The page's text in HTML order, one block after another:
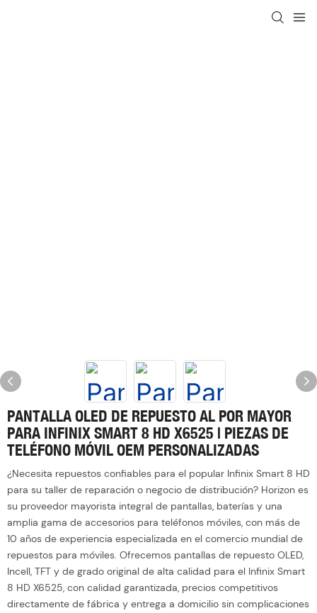
PANTALLA OLED DE REPUESTO AL POR MAYOR
PARA INFINIX SMART 8 HD X6525 | PIEZAS DE
TELÉFONO MÓVIL OEM PERSONALIZADAS
¿Necesita repuestos confiables para el popular Infinix Smart 8 HD
para su taller de reparación o negocio de distribución? Horizon es
su proveedor mayorista integral de pantallas, baterías y una
amplia gama de accesorios para teléfonos móviles, con más de
10 años de experiencia especializada en el comercio mundial de
repuestos para móviles. Ofrecemos pantallas de repuesto OLED,
Incell, TFT y de grado original de alta calidad para el Infinix Smart
8 HD X6525, con calidad garantizada, precios competitivos
directamente de fábrica y entrega a domicilio sin complicaciones